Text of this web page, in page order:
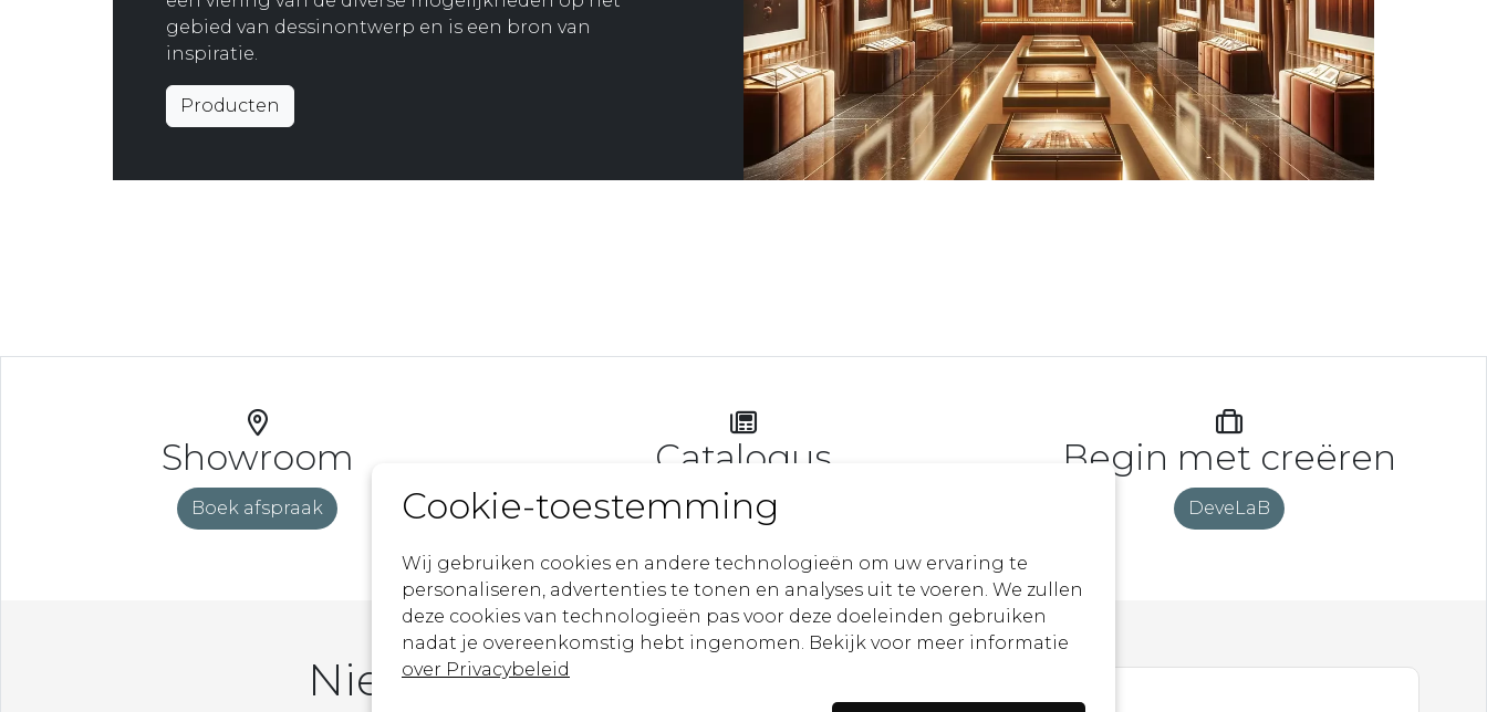
gebied van dessinontwerp en is een bron van
inspiratie.
Producten
Showroom
Boek afspraak
Catalogus
Raak geïnspireerd
Begin met creëren
DeveLaB
Nieuwsbrief
Cookie-toestemming
Wij gebruiken cookies en andere technologieën om uw ervaring te
personaliseren, advertenties te tonen en analyses uit te voeren. We zullen
deze cookies van technologieën pas voor deze doeleinden gebruiken
nadat je overeenkomstig hebt ingenomen. Bekijk voor meer informatie
over Privacybeleid